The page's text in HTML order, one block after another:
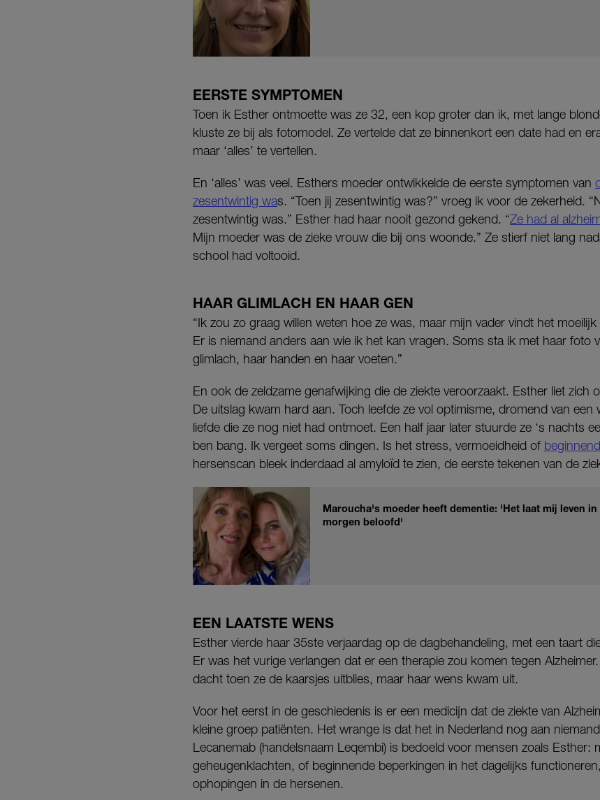
EERSTE SYMPTOMEN
Toen ik Esther ontmoette was ze 32, een kop groter dan ik, met lange
kluste ze bij als fotomodel. Ze vertelde dat ze binnenkort een date had en
maar ‘alles’ te vertellen.
En ‘alles’ was veel. Esthers moeder ontwikkelde de eerste symptomen van
zesentwintig was. “Toen jij zesentwintig was?” vroeg ik voor de zekerheid.
zesentwintig was.” Esther had haar nooit gezond gekend. “Ze had al
Mijn moeder was de zieke vrouw die bij ons woonde.” Ze stierf niet lang
school had voltooid.
HAAR GLIMLACH EN HAAR GEN
“Ik zou zo graag willen weten hoe ze was, maar mijn vader vindt het
Er is niemand anders aan wie ik het kan vragen. Soms sta ik met haar foto
glimlach, haar handen en haar voeten.”
En ook de zeldzame genafwijking die de ziekte veroorzaakt. Esther liet zich
De uitslag kwam hard aan. Toch leefde ze vol optimisme, dromend van een
liefde die ze nog niet had ontmoet. Een half jaar later stuurde ze ‘s nachts
ben bang. Ik vergeet soms dingen. Is het stress, vermoeidheid of
hersenscan bleek inderdaad al amyloïd te zien, de eerste tekenen van de
Maroucha's moeder heeft dementie: 'Het laat mij leven
morgen beloofd'
EEN LAATSTE WENS
Esther vierde haar 35ste verjaardag op de dagbehandeling, met een taart
Er was het vurige verlangen dat er een therapie zou komen tegen
dacht toen ze de kaarsjes uitblies, maar haar wens kwam uit.
Voor het eerst in de geschiedenis is er een medicijn dat de ziekte van
kleine groep patiënten. Het wrange is dat het in Nederland nog aan
Lecanemab (handelsnaam Leqembi) is bedoeld voor mensen zoals Esther:
geheugenklachten, of beginnende beperkingen in het dagelijks
ophopingen in de hersenen.